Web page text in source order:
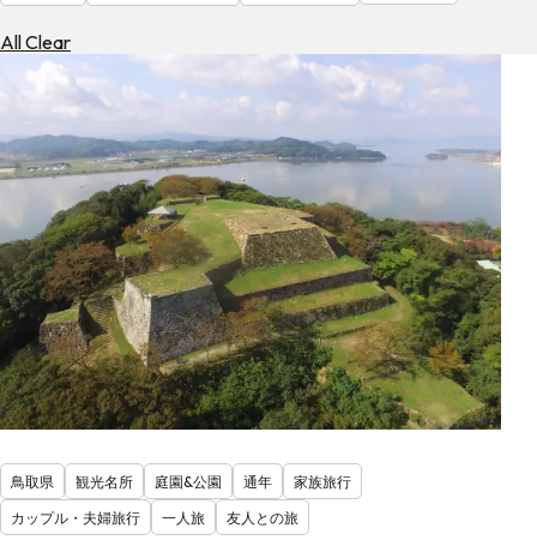
All Clear
鳥取県 観光名所 庭園&公園 通年
家族旅行
カップル・夫婦旅行
一人旅 友人との旅